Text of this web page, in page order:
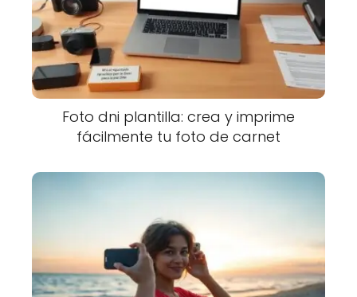
Foto dni plantilla: crea y imprime
fácilmente tu foto de carnet